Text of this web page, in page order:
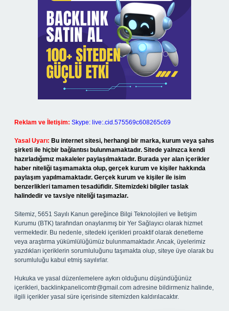
Reklam ve İletişim: Skype: live:.cid.575569c608265c69
Yasal Uyarı: Bu internet sitesi, herhangi bir marka, kurum veya şahıs
şirketi ile hiçbir bağlantısı bulunmamaktadır. Sitede yalnızca kendi
hazırladığımız makaleler paylaşılmaktadır. Burada yer alan içerikler
haber niteliği taşımamakta olup, gerçek kurum ve kişiler hakkında
paylaşım yapılmamaktadır. Gerçek kurum ve kişiler ile isim
benzerlikleri tamamen tesadüfidir. Sitemizdeki bilgiler taslak
halindedir ve tavsiye niteliği taşımazlar.
Sitemiz, 5651 Sayılı Kanun gereğince Bilgi Teknolojileri ve İletişim
Kurumu (BTK) tarafından onaylanmış bir Yer Sağlayıcı olarak hizmet
vermektedir. Bu nedenle, sitedeki içerikleri proaktif olarak denetleme
veya araştırma yükümlülüğümüz bulunmamaktadır. Ancak, üyelerimiz
yazdıkları içeriklerin sorumluluğunu taşımakta olup, siteye üye olarak bu
sorumluluğu kabul etmiş sayılırlar.
Hukuka ve yasal düzenlemelere aykırı olduğunu düşündüğünüz
içerikleri, backlinkpanelicomtr@gmail.com adresine bildirmeniz halinde,
ilgili içerikler yasal süre içerisinde sitemizden kaldırılacaktır.